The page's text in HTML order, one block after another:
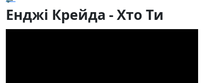
Енджі Крейда - Хто Ти